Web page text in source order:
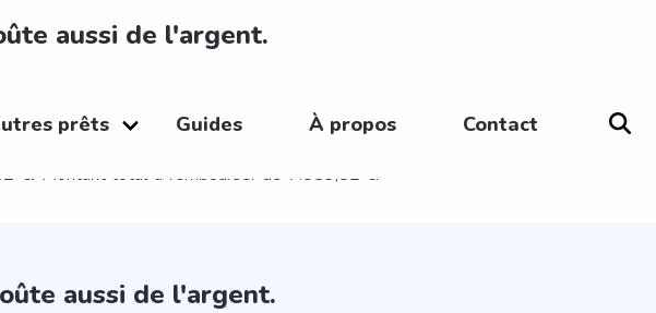
aussi de l'argent.
prêts Guides À propos Contact
€. Montant total à rembourser de 7.553,52 €.
aussi de l'argent.